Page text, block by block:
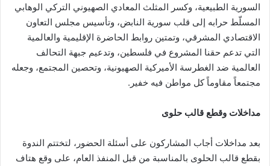
السورية الطبيعية، وكسر المثلث المعادي الصهيوني التركي الوهابي
المسلّط حرابه إلى قلب سورية النابض، وتأسيس مجلس التعاون
الاقتصادي المشرقي، وتمتين روابط الحاضرة الإقليمية والعالمية
التي تدعم حقنا المشروع في فلسطين، وتدعيم جبهة التحالف
العالمية ضد الغطرسة الأميركية الصهيونية، وتحصين المجتمع، وجعله
مجتمعاً مقاوماً كل مواطن فيه خفير.
مداخلات وقطع قالب حلوى
بعد مداخلات أجاب المشاركون على أسئلة الحضور، لتختتم الندوة
بقطع قالب الحلوى بالمناسبة من قبل المنفذ العام، على وقع هتاف